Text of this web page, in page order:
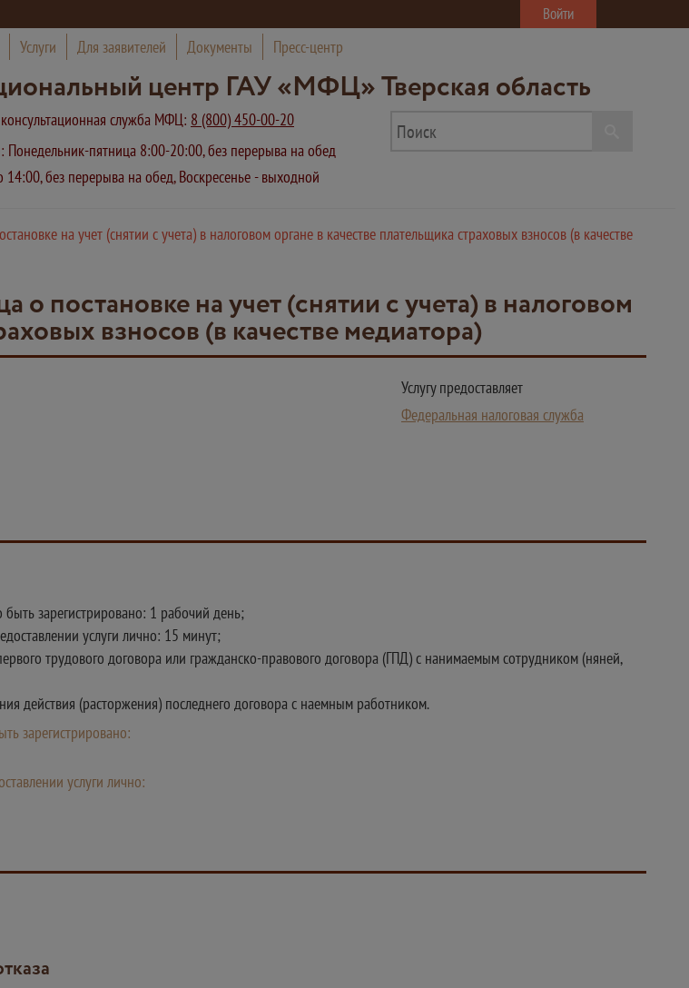
Войти
Услуги Для заявителей Документы Пресс-центр
центр ГАУ «МФЦ» Тверская область
служба МФЦ: 8 (800) 450-00-20
пятница 8:00-20:00, без перерыва на обед
без перерыва на обед, Воскресенье - выходной
на учет (снятии с учета) в налоговом органе в качестве плательщика страховых взносов (в качестве
постановке на учет (снятии с учета) в налоговом
взносов (в качестве медиатора)
Услугу предоставляет
Федеральная налоговая служба
быть зарегистрировано: 1 рабочий день;
услуги лично: 15 минут;
трудового договора или гражданско-правового договора (ГПД) с нанимаемым сотрудником (няней,
действия (расторжения) последнего договора с наемным работником.
зарегистрировано:
услуги лично: